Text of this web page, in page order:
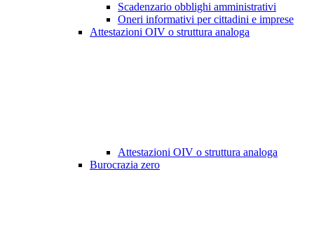
Scadenzario obblighi amministrativi
Oneri informativi per cittadini e imprese
Attestazioni OIV o struttura analoga
Attestazioni OIV o struttura analoga
Burocrazia zero